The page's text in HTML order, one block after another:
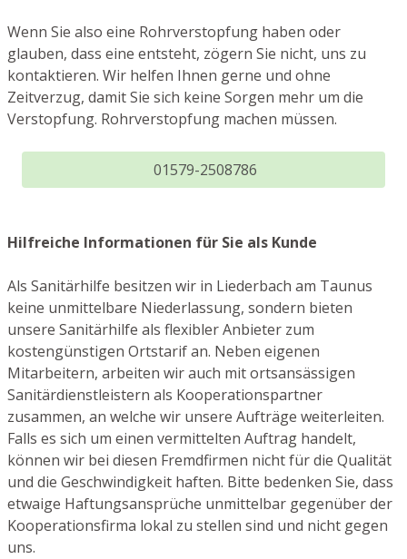
Wenn Sie also eine Rohrverstopfung haben oder
glauben, dass eine entsteht, zögern Sie nicht, uns zu
kontaktieren. Wir helfen Ihnen gerne und ohne
Zeitverzug, damit Sie sich keine Sorgen mehr um die
Verstopfung. Rohrverstopfung machen müssen.
01579-2508786
Hilfreiche Informationen für Sie als Kunde
Als Sanitärhilfe besitzen wir in Liederbach am Taunus
keine unmittelbare Niederlassung, sondern bieten
unsere Sanitärhilfe als flexibler Anbieter zum
kostengünstigen Ortstarif an. Neben eigenen
Mitarbeitern, arbeiten wir auch mit ortsansässigen
Sanitärdienstleistern als Kooperationspartner
zusammen, an welche wir unsere Aufträge weiterleiten.
Falls es sich um einen vermittelten Auftrag handelt,
können wir bei diesen Fremdfirmen nicht für die Qualität
und die Geschwindigkeit haften. Bitte bedenken Sie, dass
etwaige Haftungsansprüche unmittelbar gegenüber der
Kooperationsfirma lokal zu stellen sind und nicht gegen
uns.